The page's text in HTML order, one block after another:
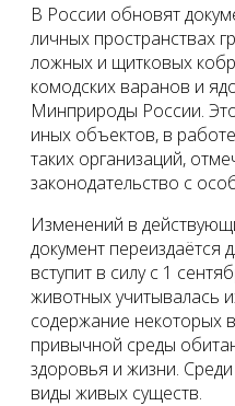
В России обновят
личных пространствах
ложных и щитковых
комодских варанов и
Минприроды России.
иных объектов, в
таких организаций,
законодательство с
Изменений в
документ переиздаётся
вступит в силу с 1
животных учитывалась
содержание некоторых
привычной среды
здоровья и жизни.
виды живых существ.